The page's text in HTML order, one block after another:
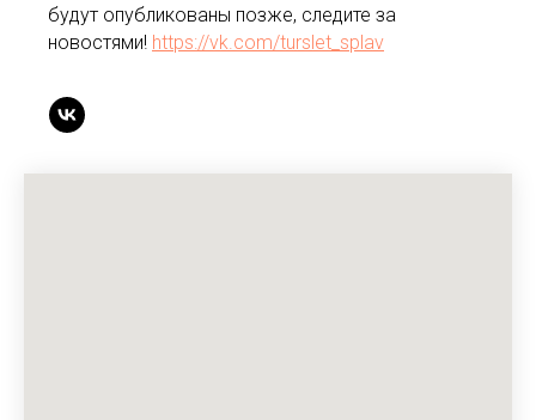
будут опубликованы позже, следите за
новостями! https://vk.com/turslet_splav